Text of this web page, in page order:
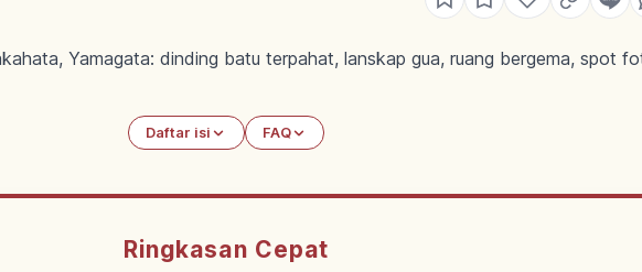
Yamagata: dinding batu terpahat, lanskap gua, ruang bergema, spot
Daftar isi FAQ
Ringkasan Cepat